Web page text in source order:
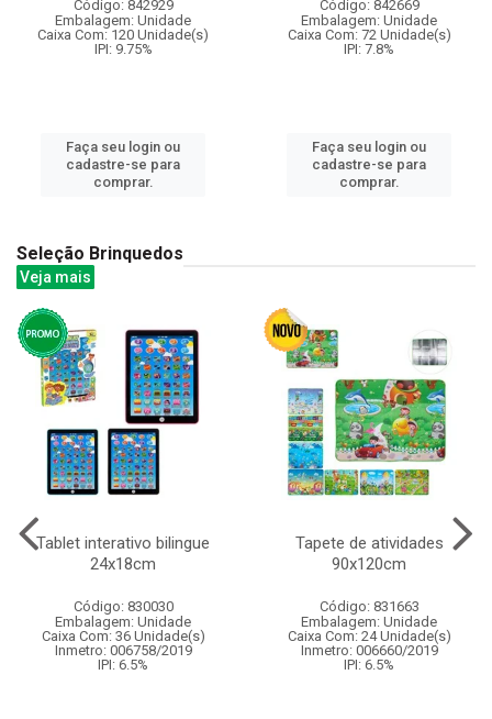
Código: 842929
Embalagem: Unidade
Caixa Com: 120 Unidade(s)
IPI: 9.75%
Faça seu login ou
cadastre-se para
comprar.
Código: 842669
Embalagem: Unidade
Caixa Com: 72 Unidade(s)
IPI: 7.8%
Faça seu login ou
cadastre-se para
comprar.
Seleção Brinquedos
Veja mais
Tablet interativo bilingue
24x18cm
Código: 830030
Embalagem: Unidade
Caixa Com: 36 Unidade(s)
Inmetro: 006758/2019
IPI: 6.5%
Tapete de atividades
90x120cm
Código: 831663
Embalagem: Unidade
Caixa Com: 24 Unidade(s)
Inmetro: 006660/2019
IPI: 6.5%